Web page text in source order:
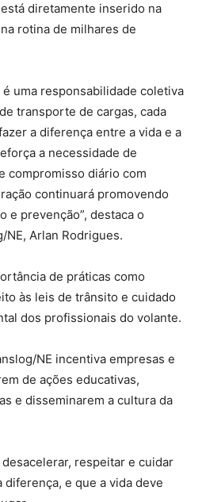
diretamente inserido na
rotina de milhares de
uma responsabilidade coletiva
transporte de cargas, cada
a diferença entre a vida e a
a necessidade de
compromisso diário com
continuará promovendo
e prevenção”, destaca o
Arlan Rodrigues.
de práticas como
às leis de trânsito e cuidado
dos profissionais do volante.
NE incentiva empresas e
de ações educativas,
e disseminarem a cultura da
respeitar e cuidar
diferença, e que a vida deve